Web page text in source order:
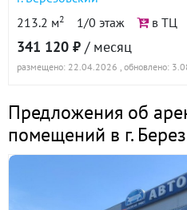
213.2 м2 1/0 этаж в ТЦ
341 120 ₽ / месяц
размещено: 22.04.2026 , обновлено:
Предложения об
помещений в г.